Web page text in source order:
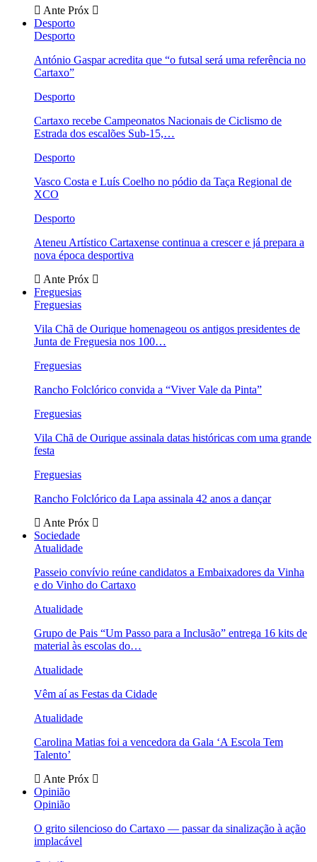
Ante Próx
Desporto
Desporto
António Gaspar acredita que “o futsal será uma referência no
Cartaxo”
Desporto
Cartaxo recebe Campeonatos Nacionais de Ciclismo de
Estrada dos escalões Sub-15,…
Desporto
Vasco Costa e Luís Coelho no pódio da Taça Regional de
XCO
Desporto
Ateneu Artístico Cartaxense continua a crescer e já prepara a
nova época desportiva
Ante Próx
Freguesias
Freguesias
Vila Chã de Ourique homenageou os antigos presidentes de
Junta de Freguesia nos 100…
Freguesias
Rancho Folclórico convida a “Viver Vale da Pinta”
Freguesias
Vila Chã de Ourique assinala datas históricas com uma grande
festa
Freguesias
Rancho Folclórico da Lapa assinala 42 anos a dançar
Ante Próx
Sociedade
Atualidade
Passeio convívio reúne candidatos a Embaixadores da Vinha
e do Vinho do Cartaxo
Atualidade
Grupo de Pais “Um Passo para a Inclusão” entrega 16 kits de
material às escolas do…
Atualidade
Vêm aí as Festas da Cidade
Atualidade
Carolina Matias foi a vencedora da Gala ‘A Escola Tem
Talento’
Ante Próx
Opinião
Opinião
O grito silencioso do Cartaxo — passar da sinalização à ação
implacável